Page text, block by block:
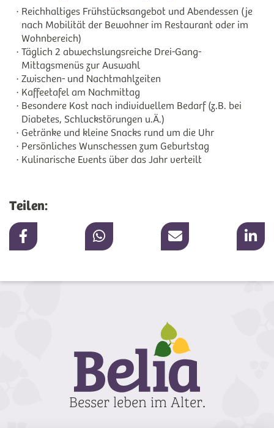
Reichhaltiges Frühstücksangebot und Abendessen (je
nach Mobilität der Bewohner im Restaurant oder im
Wohnbereich)
Täglich 2 abwechslungsreiche Drei-Gang-
Mittagsmenüs zur Auswahl
Zwischen- und Nachtmahlzeiten
Kaffeetafel am Nachmittag
Besondere Kost nach individuellem Bedarf (z.B. bei
Diabetes, Schluckstörungen u.Ä.)
Getränke und kleine Snacks rund um die Uhr
Persönliches Wunschessen zum Geburtstag
Kulinarische Events über das Jahr verteilt
Teilen: